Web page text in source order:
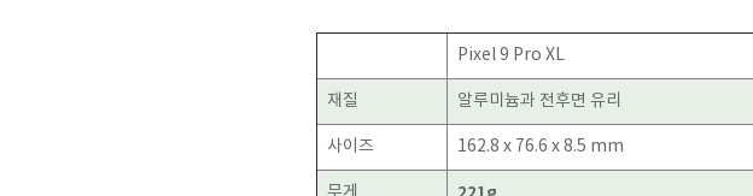
Pixel 9 Pro XL
재질 알루미늄과 전후면 유리
사이즈 162.8 x 76.6 x 8.5 mm